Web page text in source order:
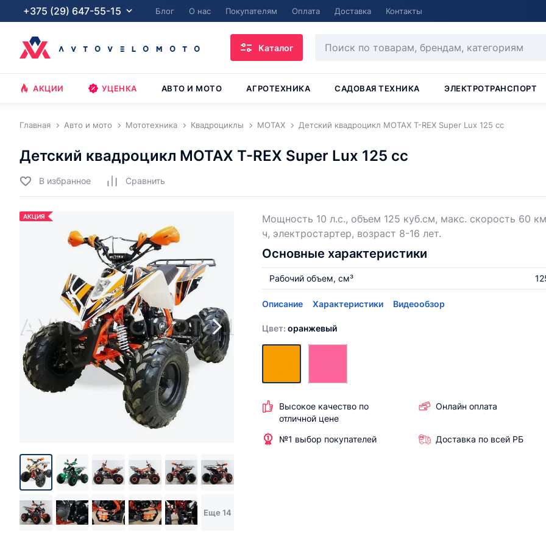
+375 (29) 647-55-15 Блог О нас Покупателям Оплата Доставка Контакты
Каталог
АКЦИИ УЦЕНКА АВТО И МОТО АГРОТЕХНИКА САДОВАЯ ТЕХНИКА ЭЛЕКТРОТРАНСПОРТ
Главная Авто и мото Мототехника Квадроциклы MOTAX Детский квадроцикл MOTAX T-REX Super Lux 125 cc
Детский квадроцикл MOTAX T-REX Super Lux 125 cc
В избранное Cравнить
АКЦИЯ
Еще 14
Мощность 10 л.с., объем 125 куб.см, макс. скорость 60
ч, электростартер, возраст 8-16 лет.
Основные характеристики
Рабочий объем, см³
Описание Характеристики Видеообзор
Цвет: оранжевый
Высокое качество по
отличной цене
Онлайн оплата
№1 выбор покупателей Доставка по всей РБ